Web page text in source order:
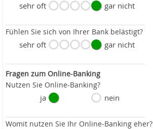
sehr oft gar nicht
Fühlen Sie sich von Ihrer Bank belästigt?
sehr oft gar nicht
Fragen zum Online-Banking
Nutzen Sie Online-Banking?
ja nein
Womit nutzen Sie Ihr Online-Banking eher?